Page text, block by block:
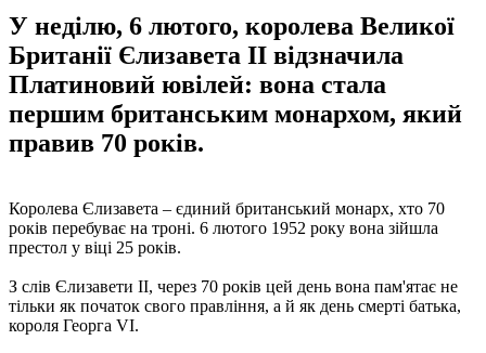
У неділю, 6 лютого, королева Великої
Британії Єлизавета II відзначила
Платиновий ювілей: вона стала
першим британським монархом, який
правив 70 років.
Королева Єлизавета – єдиний британський монарх, хто 70
років перебуває на троні. 6 лютого 1952 року вона зійшла
престол у віці 25 років.
З слів Єлизавети II, через 70 років цей день вона пам'ятає не
тільки як початок свого правління, а й як день смерті батька,
короля Георга VI.